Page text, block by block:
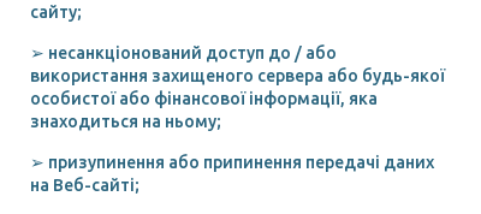
сайту;
➢ несанкціонований доступ до / або
використання захищеного сервера або будь-якої
особистої або фінансової інформації, яка
знаходиться на ньому;
➢ призупинення або припинення передачі даних
на Веб-сайті;